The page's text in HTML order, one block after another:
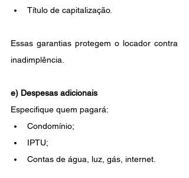
Título de capitalização.
Essas garantias protegem o locador contra
inadimplência.
e) Despesas adicionais
Especifique quem pagará:
Condomínio;
IPTU;
Contas de água, luz, gás, internet.